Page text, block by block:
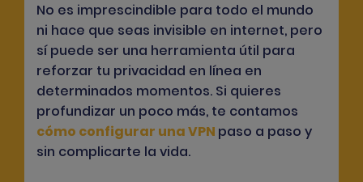
No es imprescindible para todo el mundo
ni hace que seas invisible en internet, pero
sí puede ser una herramienta útil para
reforzar tu privacidad en línea en
determinados momentos. Si quieres
profundizar un poco más, te contamos
cómo configurar una VPN paso a paso y
sin complicarte la vida.